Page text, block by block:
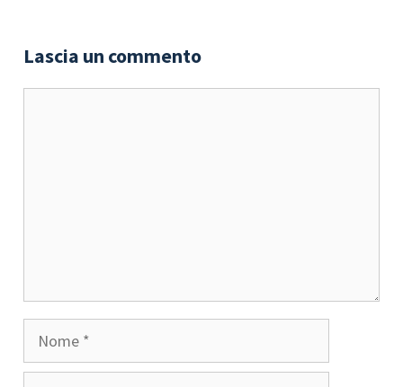
Lascia un commento
Nome